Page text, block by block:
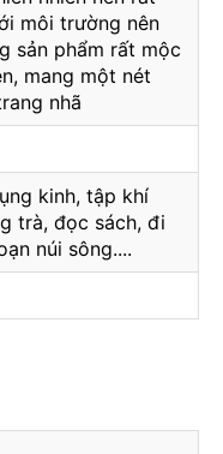
môi trường nên
sản phẩm rất mộc
mang một nét
nhã
kinh, tập khí
trà, đọc sách, đi
núi sông....